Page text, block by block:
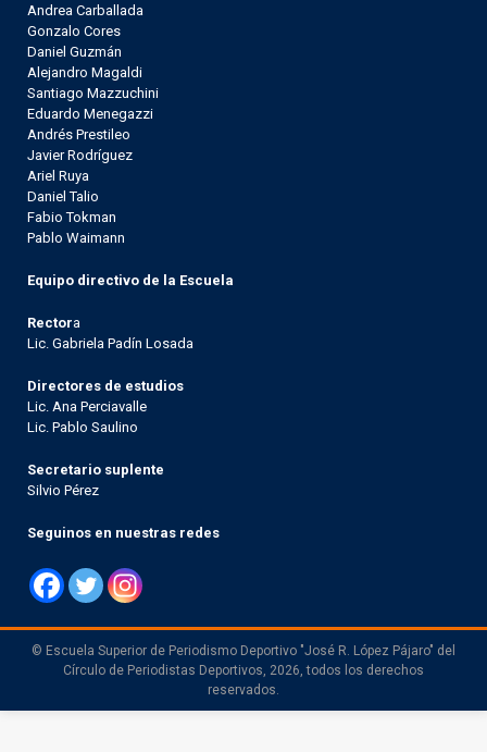
Andrea Carballada
Gonzalo Cores
Daniel Guzmán
Alejandro Magaldi
Santiago Mazzuchini
Eduardo Menegazzi
Andrés Prestileo
Javier Rodríguez
Ariel Ruya
Daniel Talio
Fabio Tokman
Pablo Waimann
Equipo directivo de la Escuela
Rectora
Lic. Gabriela Padín Losada
Directores de estudios
Lic. Ana Perciavalle
Lic. Pablo Saulino
Secretario suplente
Silvio Pérez
Seguinos en nuestras redes
© Escuela Superior de Periodismo Deportivo "José R. López Pájaro" del
Círculo de Periodistas Deportivos, 2026, todos los derechos
reservados.